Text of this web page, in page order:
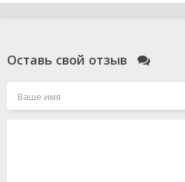
Оставь свой отзыв